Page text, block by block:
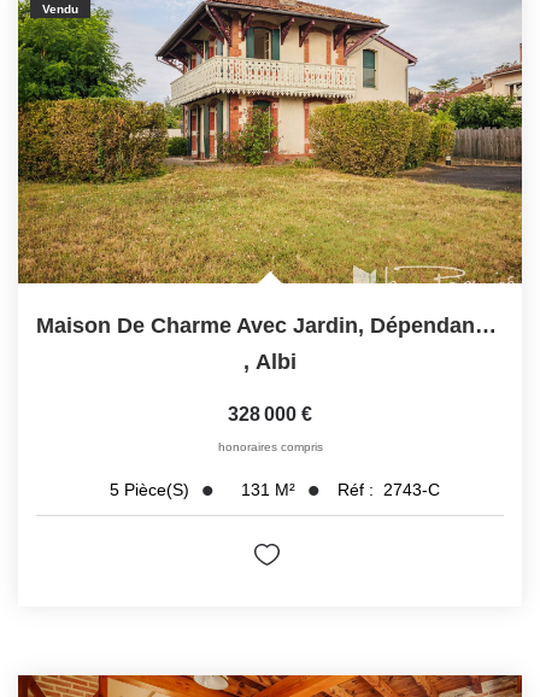
Vendu
Maison De Charme Avec Jardin, Dépendance Et Garage .Coup De...
, Albi
328 000 €
honoraires compris
5 Pièce(s) 131 M² Réf : 2743-C